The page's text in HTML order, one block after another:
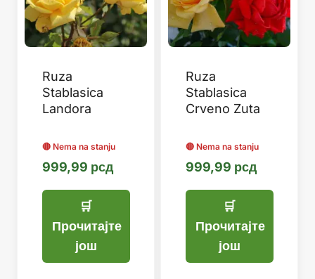
Ruza
Stablasica
Landora
999,99 рсд
Прочитајте
још
Ruza
Stablasica
Crveno Zuta
999,99 рсд
Прочитајте
још